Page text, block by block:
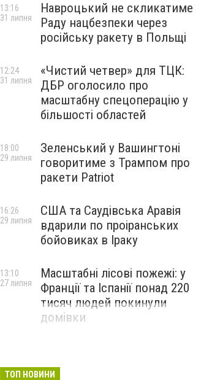
Навроцький не скликатиме
Раду нацбезпеки через
російську ракету в Польщі
13:16
31 липня
«Чистий четвер» для ТЦК:
ДБР оголосило про
масштабну спецоперацію у
більшості областей
12:24
31 липня
Зеленський у Вашингтоні
говоритиме з Трампом про
ракети Patriot
18:00
29 липня
США та Саудівська Аравія
вдарили по проіранських
бойовиках в Іраку
16:26
29 липня
Масштабні лісові пожежі: у
Франції та Іспанії понад 220
тисяч людей покинули
домівки
13:10
27 липня
ТОП НОВИНИ